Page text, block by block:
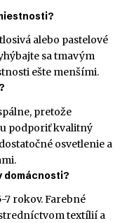
alebo pastelové
sa tmavým
ešte menšími.
pretože
podporiť kvalitný
osvetlenie a
domácnosti?
rokov. Farebné
textílií a